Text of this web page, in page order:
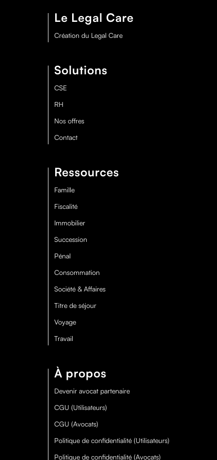
Le Legal Care
Création du Legal Care
Solutions
CSE
RH
Nos offres
Contact
Ressources
Famille
Fiscalité
Immobilier
Succession
Pénal
Consommation
Société & Affaires
Titre de séjour
Voyage
Travail
À propos
Devenir avocat partenaire
CGU (Utilisateurs)
CGU (Avocats)
Politique de confidentialité (Utilisateurs)
Politique de confidentialité (Avocats)